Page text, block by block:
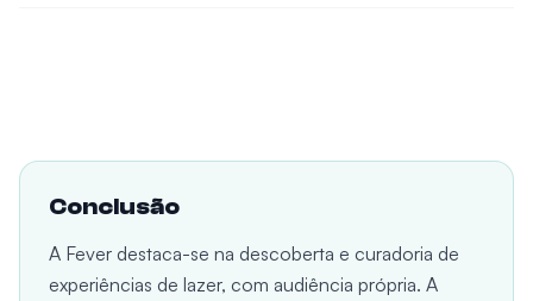
Conclusão
A Fever destaca-se na descoberta e curadoria de
experiências de lazer, com audiência própria. A